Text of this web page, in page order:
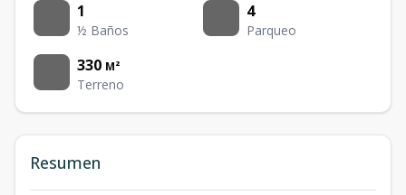
1
½ Baños
4
Parqueo
330 M²
Terreno
Resumen